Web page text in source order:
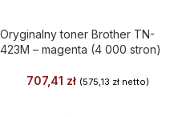
Oryginalny toner Brother TN-
423M – magenta (4 000 stron)
707,41 zł (575,13 zł netto)